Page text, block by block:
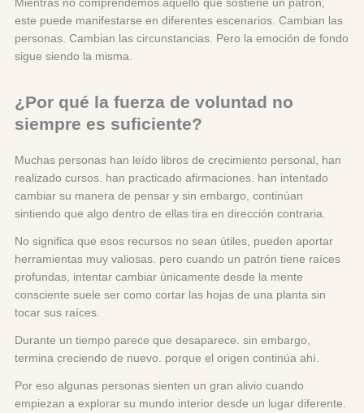
este puede manifestarse en diferentes escenarios. Cambian las
personas. Cambian las circunstancias. Pero la emoción de fondo
sigue siendo la misma.
¿Por qué la fuerza de voluntad no
siempre es suficiente?
Muchas personas han leído libros de crecimiento personal, han
realizado cursos. han practicado afirmaciones. han intentado
cambiar su manera de pensar y sin embargo, continúan
sintiendo que algo dentro de ellas tira en dirección contraria.
No significa que esos recursos no sean útiles, pueden aportar
herramientas muy valiosas. pero cuando un patrón tiene raíces
profundas, intentar cambiar únicamente desde la mente
consciente suele ser como cortar las hojas de una planta sin
tocar sus raíces.
Durante un tiempo parece que desaparece. sin embargo,
termina creciendo de nuevo. porque el origen continúa ahí.
Por eso algunas personas sienten un gran alivio cuando
empiezan a explorar su mundo interior desde un lugar diferente.